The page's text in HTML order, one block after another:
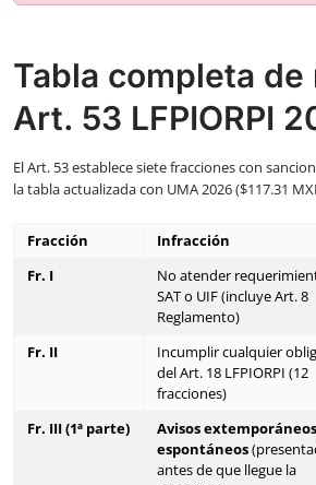
Tabla completa de
Art. 53 LFPIORPI
El Art. 53 establece siete fracciones con
la tabla actualizada con UMA 2026 ($117.31
Fracción Infracción
Fr. I
No atender
SAT o UIF (incluye Art. 8
Reglamento)
Fr. II
Incumplir cualquier
del Art. 18 LFPIORPI (12
fracciones)
Fr. III (1ª parte)
Avisos extemporáneos
espontáneos
antes de que llegue la